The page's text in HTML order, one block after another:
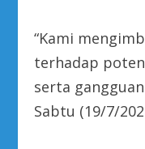
“Kami
terhadap
serta
Sabtu (19/7/